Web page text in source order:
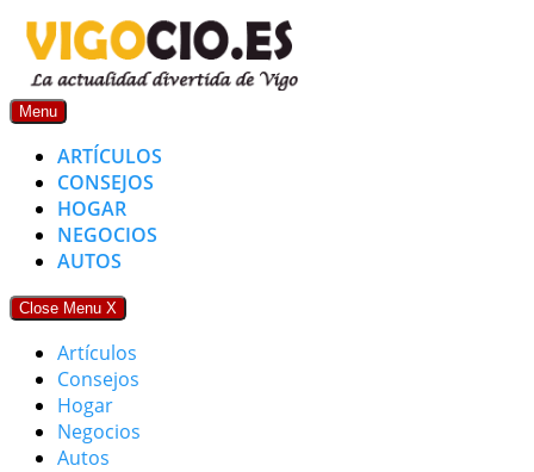
Skip
content
Menu
ARTÍCULOS
CONSEJOS
HOGAR
NEGOCIOS
AUTOS
Close Menu X
Artículos
Consejos
Hogar
Negocios
Autos